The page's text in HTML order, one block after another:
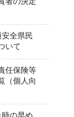
全県民
いて
任保険等
（個人向
の早め